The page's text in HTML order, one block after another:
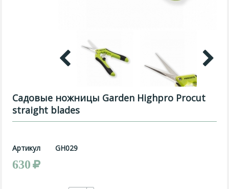
Садовые ножницы Garden Highpro Procut
straight blades
Артикул GH029
630